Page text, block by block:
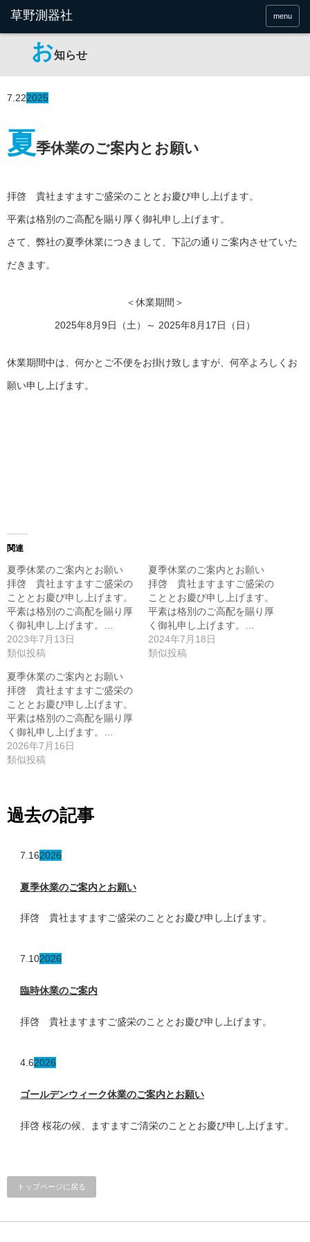
menu
お知らせ
7.222025
夏季休業のご案内とお願い
拝啓 貴社ますますご盛栄のこととお慶び申し上げます。
平素は格別のご高配を賜り厚く御礼申し上げます。
さて、弊社の夏季休業につきまして、下記の通りご案内させていた
だきます。
＜休業期間＞
2025年8月9日（土）～ 2025年8月17日（日）
休業期間中は、何かとご不便をお掛け致しますが、何卒よろしくお
願い申し上げます。
関連
夏季休業のご案内とお願い
拝啓 貴社ますますご盛栄の
こととお慶び申し上げます。
平素は格別のご高配を賜り厚
く御礼申し上げます。…
2023年7月13日
類似投稿
夏季休業のご案内とお願い
拝啓 貴社ますますご盛栄の
こととお慶び申し上げます。
平素は格別のご高配を賜り厚
く御礼申し上げます。…
2024年7月18日
類似投稿
夏季休業のご案内とお願い
拝啓 貴社ますますご盛栄の
こととお慶び申し上げます。
平素は格別のご高配を賜り厚
く御礼申し上げます。…
2026年7月16日
類似投稿
過去の記事
7.162026
夏季休業のご案内とお願い
拝啓 貴社ますますご盛栄のこととお慶び申し上げます。
7.102026
臨時休業のご案内
拝啓 貴社ますますご盛栄のこととお慶び申し上げます。
4.62026
ゴールデンウィーク休業のご案内とお願い
拝啓 桜花の候、ますますご清栄のこととお慶び申し上げます。
トップページに戻る